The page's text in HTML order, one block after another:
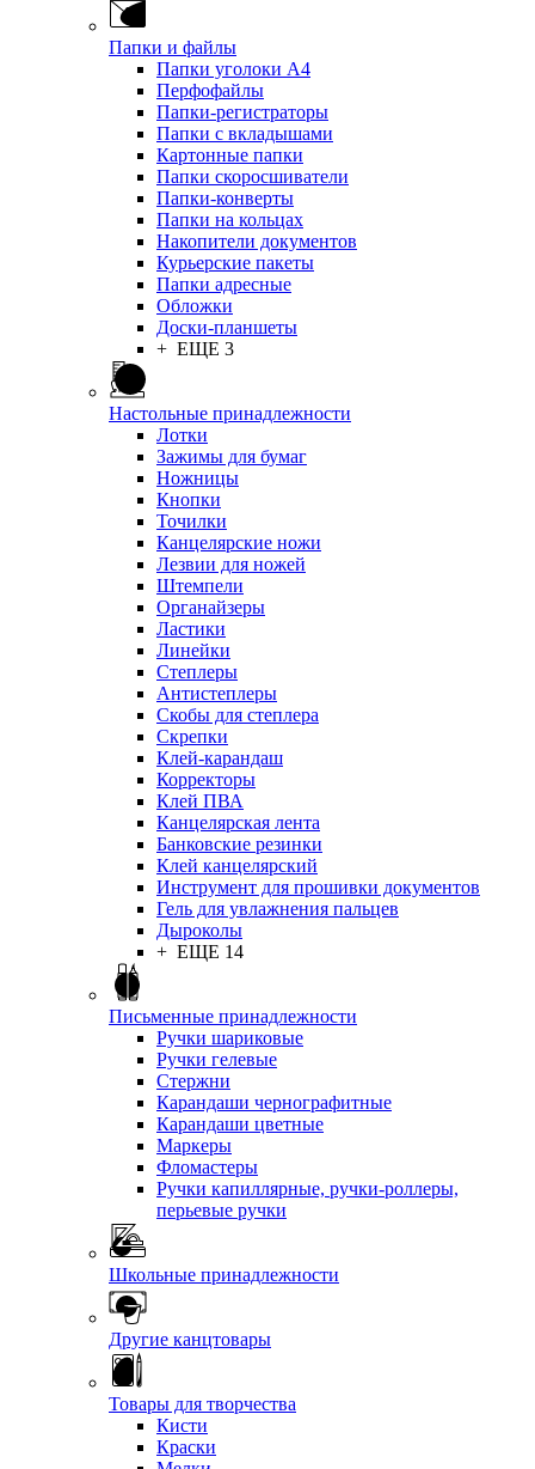
Папки и файлы
Папки уголоки А4
Перфофайлы
Папки-регистраторы
Папки с вкладышами
Картонные папки
Папки скоросшиватели
Папки-конверты
Папки на кольцах
Накопители документов
Курьерские пакеты
Папки адресные
Обложки
Доски-планшеты
+ ЕЩЕ 3
Настольные принадлежности
Лотки
Зажимы для бумаг
Ножницы
Кнопки
Точилки
Канцелярские ножи
Лезвии для ножей
Штемпели
Органайзеры
Ластики
Линейки
Степлеры
Антистеплеры
Скобы для степлера
Скрепки
Клей-карандаш
Корректоры
Клей ПВА
Канцелярская лента
Банковские резинки
Клей канцелярский
Инструмент для прошивки документов
Гель для увлажнения пальцев
Дыроколы
+ ЕЩЕ 14
Письменные принадлежности
Ручки шариковые
Ручки гелевые
Стержни
Карандаши чернографитные
Карандаши цветные
Маркеры
Фломастеры
Ручки капиллярные, ручки-роллеры,
перьевые ручки
Школьные принадлежности
Другие канцтовары
Товары для творчества
Кисти
Краски